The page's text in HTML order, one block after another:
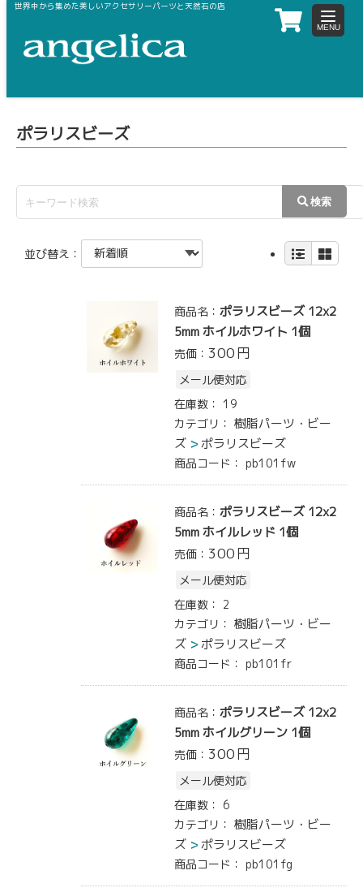
世界中から集めた美しいアクセサリーパーツと天然石の店
toggle
ポラリスビーズ
並び替え：
商品名：ポラリスビーズ 12x2
5mm ホイルホワイト 1個
売価： 300円
メール便対応
在庫数： 19
カテゴリ： 樹脂パーツ・ビー
ズ
ポラリスビーズ
商品コード： pb101fw
商品名：ポラリスビーズ 12x2
5mm ホイルレッド 1個
売価： 300円
メール便対応
在庫数： 2
カテゴリ： 樹脂パーツ・ビー
ズ
ポラリスビーズ
商品コード： pb101fr
商品名：ポラリスビーズ 12x2
5mm ホイルグリーン 1個
売価： 300円
メール便対応
在庫数： 6
カテゴリ： 樹脂パーツ・ビー
ズ
ポラリスビーズ
商品コード： pb101fg